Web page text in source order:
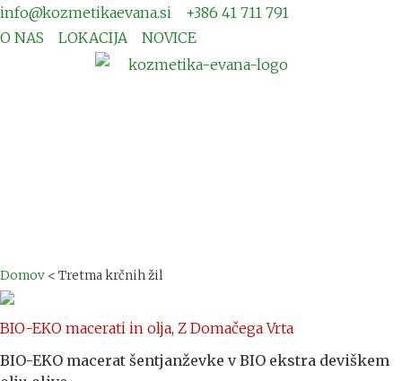
info@kozmetikaevana.si
+386 41 711 791
O NAS
LOKACIJA NOVICE
Domov < Tretma krčnih žil
BIO-EKO macerati in olja, Z Domačega Vrta
BIO-EKO macerat šentjanževke v BIO ekstra deviškem